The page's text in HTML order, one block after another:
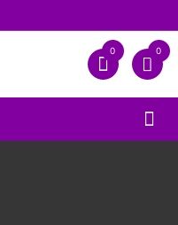
0 0